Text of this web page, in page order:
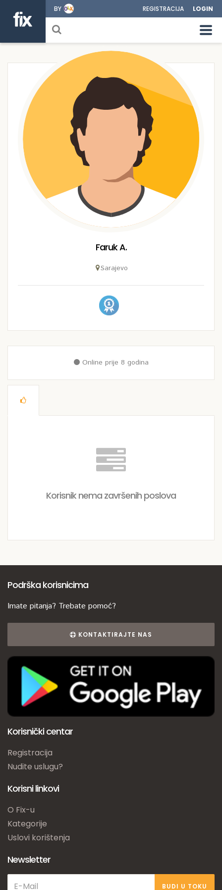
BY REGISTRACIJA LOGIN
Faruk A.
Sarajevo
Online prije 8 godina
Korisnik nema završenih poslova
Podrška korisnicima
Imate pitanja? Trebate pomoć?
KONTAKTIRAJTE NAS
Korisnički centar
Registracija
Nudite uslugu?
Korisni linkovi
O Fix-u
Kategorije
Uslovi korištenja
Newsletter
BUDI U TOKU